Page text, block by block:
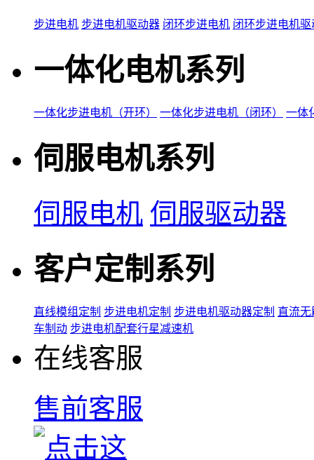
步进电机 步进电机驱动器 闭环步进电机 闭环步进电机驱
一体化电机系列
一体化步进电机（开环） 一体化步进电机（闭环） 一体
伺服电机系列
伺服电机 伺服驱动器
客户定制系列
直线模组定制 步进电机定制 步进电机驱动器定制 直流
车制动 步进电机配套行星减速机
在线客服
售前客服